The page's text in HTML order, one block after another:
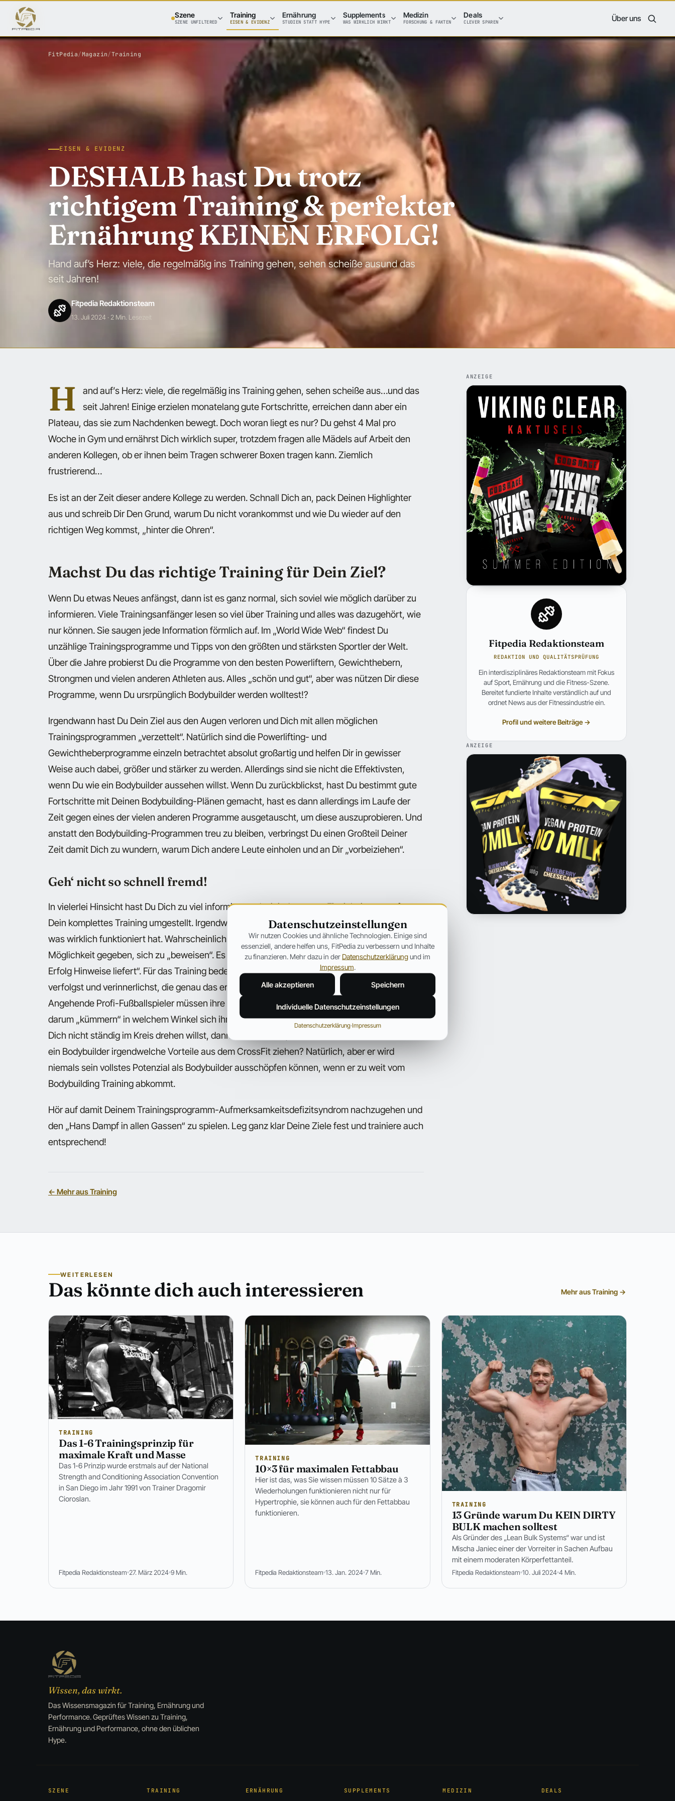
Szene
SZENE UNFILTERED
Training
EISEN & EVIDENZ
Ernährung
STUDIEN STATT HYPE
Supplements
WAS WIRKLICH WIRKT
Medizin
FORSCHUNG & FAKTEN
Deals
CLEVER SPAREN Über uns
FitPedia/Magazin/Training
EISEN & EVIDENZ
DESHALB hast Du trotz
richtigem Training & perfekter
Ernährung KEINEN ERFOLG!
Hand auf’s Herz: viele, die regelmäßig ins Training gehen, sehen scheiße ausund das
seit Jahren!
Fitpedia Redaktionsteam
13. Juli 2024 · 2 Min. Lesezeit
H
and auf’s Herz: viele, die regelmäßig ins Training gehen, sehen scheiße aus…und das
seit Jahren! Einige erzielen monatelang gute Fortschritte, erreichen dann aber ein
Plateau, das sie zum Nachdenken bewegt. Doch woran liegt es nur? Du gehst 4 Mal pro
Woche in Gym und ernährst Dich wirklich super, trotzdem fragen alle Mädels auf Arbeit den
anderen Kollegen, ob er ihnen beim Tragen schwerer Boxen tragen kann. Ziemlich
frustrierend…
Es ist an der Zeit dieserandere Kollegezu werden. Schnall Dich an, pack Deinen Highlighter
aus und schreib Dir Den Grund, warum Du nicht vorankommst und wie Du wieder auf den
richtigen Weg kommst, „hinter die Ohren“.
Machst Du das richtige Training für Dein Ziel?
Wenn Du etwas Neues anfängst, dann ist es ganz normal, sich soviel wie möglich darüber zu
informieren. Viele Trainingsanfänger lesen so viel über Training und alles was dazugehört, wie
nur können. Sie saugen jede Information förmlich auf. Im „World Wide Web“ findest Du
unzählige Trainingsprogramme und Tipps von den größten und stärksten Sportler der Welt.
Über die Jahre probierst Du die Programme von den besten Powerliftern, Gewichthebern,
Strongmen und vielen anderen Athleten aus. Alles „schön und gut“, aber was nützen Dir diese
Programme, wenn Du ursrpünglich Bodybuilder werden wolltest!?
Irgendwann hast Du Dein Ziel aus den Augen verloren und Dich mit allen möglichen
Trainingsprogrammen „verzettelt“. Natürlich sind die Powerlifting- und
Gewichtheberprogramme einzeln betrachtet absolut großartig und helfen Dir in gewisser
Weise auch dabei, größer und stärker zu werden. Allerdings sind sie nicht die Effektivsten,
wenn Du wie ein Bodybuilder aussehen willst. Wenn Du zurückblickst, hast Du bestimmt gute
Fortschritte mit Deinen Bodybuilding-Plänen gemacht, hast es dann allerdings im Laufe der
Zeit gegen eines der vielen anderen Programme ausgetauscht, um diese auszuprobieren. Und
anstatt den Bodybuilding-Programmen treu zu bleiben, verbringst Du einen Großteil Deiner
Zeit damit Dich zu wundern, warum Dich andere Leute einholen und an Dir „vorbeiziehen“.
Geh‘ nicht so schnell fremd!
In vielerlei Hinsicht hast Du Dich zu viel informiert und mit jeder neuen Einsicht immer sofort
Dein komplettes Training umgestellt. Irgendwann warst Du verwirrt und wusstest nicht mehr,
was wirklich funktioniert hat. Wahrscheinlich hast Du vielen Ansätzen nicht mal die
Möglichkeit gegeben, sich zu „beweisen“. Es gibt ein altes Sprichwort, welches besagt, „dass
Erfolg Hinweise liefert“. Für das Training bedeutet das, dass Du die Prinzipien der Leute
verfolgst und verinnerlichst, die genau das erreicht haben, was Du erreichen willst.
Angehende Profi-Fußballspieler müssen ihre Technik und Ausdauer trainieren und sich nicht
darum „kümmern“ in welchem Winkel sich ihr kleiner Finger beim Seitheben befindet. Wenn Du
Dich nicht ständig im Kreis drehen willst, dann hör auf damit, dass Rad neu zu erfinden. Kann
ein Bodybuilder irgendwelche Vorteile aus dem CrossFit ziehen? Natürlich, aber er wird
niemals sein vollstes Potenzial als Bodybuilder ausschöpfen können, wenn er zu weit vom
Bodybuilding Training abkommt.
Hör auf damit Deinem Trainingsprogramm-Aufmerksamkeitsdefizitsyndrom nachzugehen und
den „Hans Dampf in allen Gassen“ zu spielen. Leg ganz klar Deine Ziele fest und trainiere auch
entsprechend!
← Mehr aus Training
ANZEIGE
Fitpedia Redaktionsteam
REDAKTION UND QUALITÄTSPRÜFUNG
Ein interdisziplinäres Redaktionsteam mit Fokus
auf Sport, Ernährung und die Fitness-Szene.
Bereitet fundierte Inhalte verständlich auf und
ordnet News aus der Fitnessindustrie ein.
Profil und weitere Beiträge →
ANZEIGE
WEITERLESEN
Das könnte dich auch interessieren Mehr aus Training →
TRAINING
Das 1-6 Trainingsprinzip für
maximale Kraft und Masse
Das 1-6 Prinzip wurde erstmals auf der National
Strength and Conditioning Association Convention
in San Diego im Jahr 1991 von Trainer Dragomir
Cioroslan.
Fitpedia Redaktionsteam 27. März 2024 9 Min.
TRAINING
10×3 für maximalen Fettabbau
Hier ist das, was Sie wissen müssen 10 Sätze à 3
Wiederholungen funktionieren nicht nur für
Hypertrophie, sie können auch für den Fettabbau
funktionieren.
Fitpedia Redaktionsteam 13. Jan. 2024 7 Min.
TRAINING
13 Gründe warum Du KEIN DIRTY
BULK machen solltest
Als Gründer des „Lean Bulk Systems“ war und ist
Mischa Janiec einer der Vorreiter in Sachen Aufbau
mit einem moderaten Körperfettanteil.
Fitpedia Redaktionsteam 10. Juli 2024 4 Min.
Wissen, das wirkt.
Das Wissensmagazin für Training, Ernährung und
Performance. Geprüftes Wissen zu Training,
Ernährung und Performance, ohne den üblichen
Hype.
SZENE TRAINING ERNÄHRUNG SUPPLEMENTS MEDIZIN DEALS
Datenschutzeinstellungen
Wir nutzen Cookies und ähnliche Technologien. Einige sind
essenziell, andere helfen uns, FitPedia zu verbessern und Inhalte
zu finanzieren. Mehr dazu in der Datenschutzerklärungund im
Impressum
Alle akzeptieren Speichern
Individuelle Datenschutzeinstellungen
Datenschutzerklärung·Impressum